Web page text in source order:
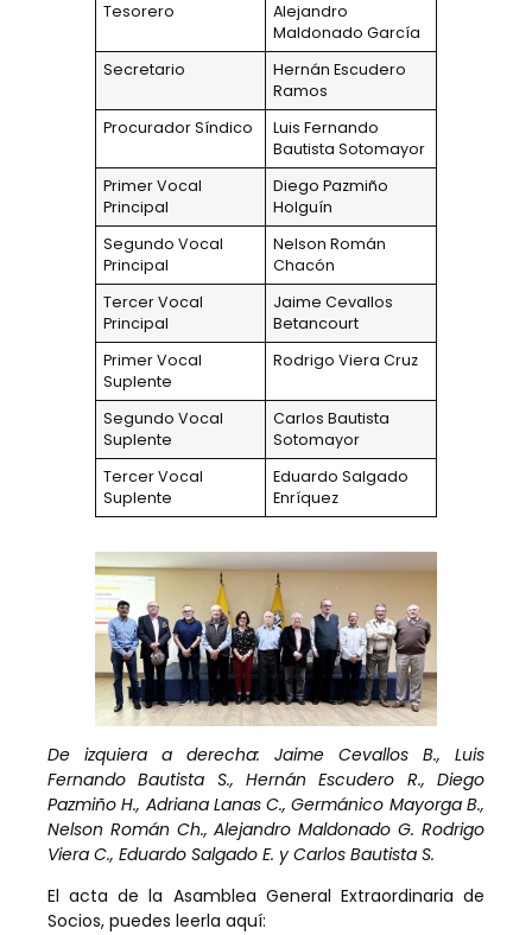
Tesorero
Alejandro
Maldonado García
Secretario
Hernán Escudero
Ramos
Procurador Síndico
Luis Fernando
Bautista Sotomayor
Primer Vocal
Principal
Diego Pazmiño
Holguín
Segundo Vocal
Principal
Nelson Román
Chacón
Tercer Vocal
Principal
Jaime Cevallos
Betancourt
Primer Vocal
Suplente
Rodrigo Viera Cruz
Segundo Vocal
Suplente
Carlos Bautista
Sotomayor
Tercer Vocal
Suplente
Eduardo Salgado
Enríquez
De izquiera a derecha: Jaime Cevallos B., Luis
Fernando Bautista S., Hernán Escudero R., Diego
Pazmiño H., Adriana Lanas C., Germánico Mayorga B.,
Nelson Román Ch., Alejandro Maldonado G. Rodrigo
Viera C., Eduardo Salgado E. y Carlos Bautista S.
El acta de la Asamblea General Extraordinaria de
Socios, puedes leerla aquí: